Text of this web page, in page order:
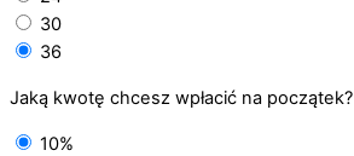
30
36
Jaką kwotę chcesz wpłacić na początek?
10%